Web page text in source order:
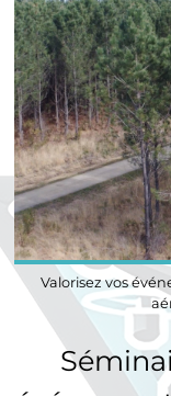
Valorisez vos